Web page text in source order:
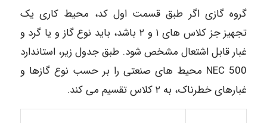
گروه گازی اگر طبق قسمت اول کد، محیط کاری یک
تجهیز جز کلاس های ۱ و ۲ باشد، باید نوع گاز و یا گرد و
غبار قابل اشتعال مشخص شود. طبق جدول زیر، استاندارد
NEC 500 محیط های صنعتی را بر حسب نوع گازها و
غبارهای خطرناک، به ۲ کلاس تقسیم می کند.